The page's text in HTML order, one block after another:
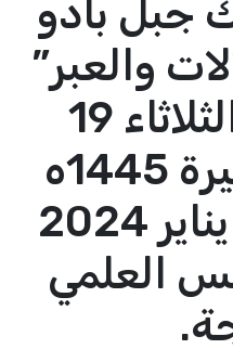
جبل بادو
والعبر”
وذلك يوم الثلاثاء 19
جمادى الاخيرة 1445ه
الموافق 02 يناير 2024
العلمي